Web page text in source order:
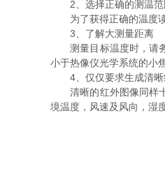
2、选择正确的测温范
为了获得正确的温度读
3、了解大测量距离
测量目标温度时，请务
小于热像仪光学系统的小
4、仅仅要求生成清晰
清晰的红外图像同样十
境温度，风速及风向，湿